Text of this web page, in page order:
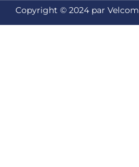
Copyright © 2024 par